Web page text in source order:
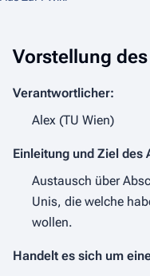
Vorstellung des
Verantwortlicher:
Alex (TU Wien)
Einleitung und Ziel des
Austausch über
Unis, die welche
wollen.
Handelt es sich um